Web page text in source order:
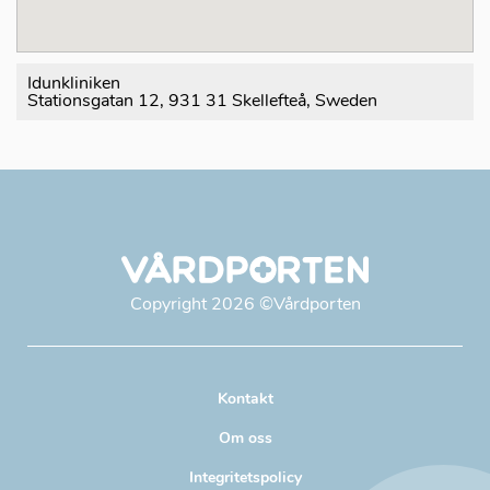
Idunkliniken
Stationsgatan 12, 931 31 Skellefteå, Sweden
Copyright 2026 ©Vårdporten
Kontakt
Om oss
Integritetspolicy